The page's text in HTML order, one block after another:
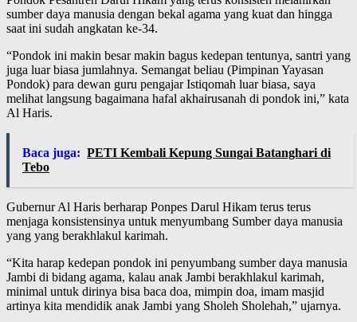
sumber daya manusia dengan bekal agama yang kuat dan hingga
saat ini sudah angkatan ke-34.
“Pondok ini makin besar makin bagus kedepan tentunya, santri yang
juga luar biasa jumlahnya. Semangat beliau (Pimpinan Yayasan
Pondok) para dewan guru pengajar Istiqomah luar biasa, saya
melihat langsung bagaimana hafal akhairusanah di pondok ini,” kata
Al Haris.
Baca juga: PETI Kembali Kepung Sungai Batanghari di
Tebo
Gubernur Al Haris berharap Ponpes Darul Hikam terus terus
menjaga konsistensinya untuk menyumbang Sumber daya manusia
yang yang berakhlakul karimah.
“Kita harap kedepan pondok ini penyumbang sumber daya manusia
Jambi di bidang agama, kalau anak Jambi berakhlakul karimah,
minimal untuk dirinya bisa baca doa, mimpin doa, imam masjid
artinya kita mendidik anak Jambi yang Sholeh Sholehah,” ujarnya.